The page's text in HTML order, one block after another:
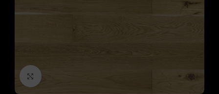
Click to enlarge